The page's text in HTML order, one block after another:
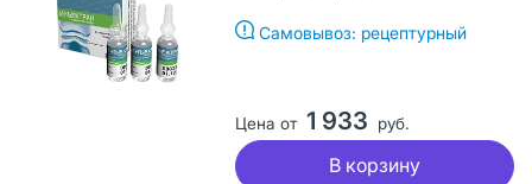
Самовывоз: рецептурный
Цена от 1 933 руб.
В корзину